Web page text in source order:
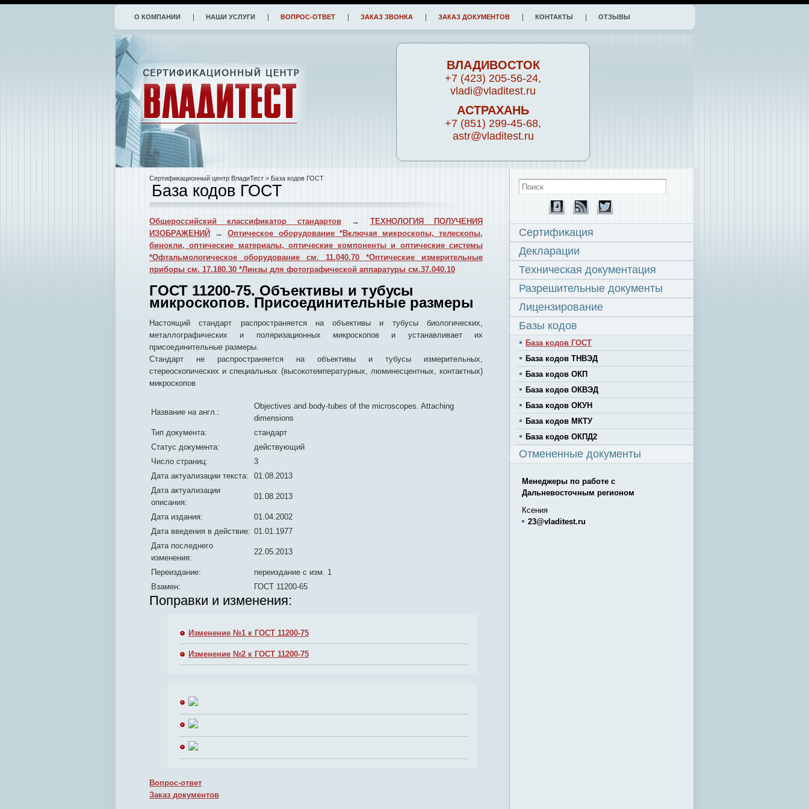
О КОМПАНИИ НАШИ УСЛУГИ ВОПРОС-ОТВЕТ ЗАКАЗ ЗВОНКА ЗАКАЗ ДОКУМЕНТОВ КОНТАКТЫ ОТЗЫВЫ
ВЛАДИВОСТОК
+7 (423) 205-56-24,
vladi@vladitest.ru
АСТРАХАНЬ
+7 (851) 299-45-68,
astr@vladitest.ru
Сертификационный центр ВладиТест > База кодов ГОСТ
База кодов ГОСТ
Общероссийский классификатор стандартов→ ТЕХНОЛОГИЯ ПОЛУЧЕНИЯ
ИЗОБРАЖЕНИЙ
→Оптическое оборудование *Включая микроскопы, телескопы,
бинокли, оптические материалы, оптические компоненты и оптические системы
*Офтальмологическое оборудование см. 11.040.70 *Оптические измерительные
приборы см. 17.180.30 *Линзы для фотографической аппаратуры см.37.040.10
ГОСТ 11200-75. Объективы и тубусы
микроскопов. Присоединительные размеры
Настоящий стандарт распространяется на объективы и тубусы биологических,
металлографических и поляризационных микроскопов и устанавливает их
присоединительные размеры.
Стандарт не распространяется на объективы и тубусы измерительных,
стереоскопических и специальных (высокотемпературных, люминесцентных, контактных)
микроскопов
Название на англ.:
Objectives and body-tubes of the microscopes. Attaching
dimensions
Тип документа:
стандарт
Статус документа:
действующий
Число страниц:
3
Дата актуализации текста:
01.08.2013
Дата актуализации
описания:
01.08.2013
Дата издания:
01.04.2002
Дата введения в действие: 01.01.1977
Дата последнего
изменения:
22.05.2013
Переиздание:
переиздание с изм. 1
Взамен:
ГОСТ 11200-65
Поправки и изменения:
Изменение №1 к ГОСТ 11200-75
Изменение №2 к ГОСТ 11200-75
Вопрос-ответ
Заказ документов
Сертификация
Декларации
Техническая документация
Разрешительные документы
Лицензирование
Базы кодов
База кодов ГОСТ
База кодов ТНВЭД
База кодов ОКП
База кодов ОКВЭД
База кодов ОКУН
База кодов МКТУ
База кодов ОКПД2
Отмененные документы
Менеджеры по работе с
Дальневосточным регионом
Ксения
23@vladitest.ru